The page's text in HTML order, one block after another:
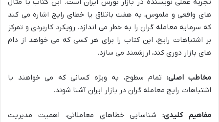
های واقعی و ملموس، به هفت باتلاق یا خطای رایج اشاره می کند
که سرمایه معامله گران را به خطر می اندازد. رویکرد کاربردی و تمرکز
بر اشتباهات رایج، این کتاب را برای هر کسی که می خواهد از دام
های بازار دوری کند، ارزشمند می سازد.
مخاطب اصلی: تمام سطوح، به ویژه کسانی که می خواهند با
اشتباهات رایج معامله گران در بازار ایران آشنا شوند.
مفاهیم کلیدی:شناسایی خطاهای معاملاتی، اهمیت مدیریت